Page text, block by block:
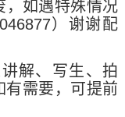
，如遇特殊情况
）谢谢配
解、写生、拍
有需要，可提前